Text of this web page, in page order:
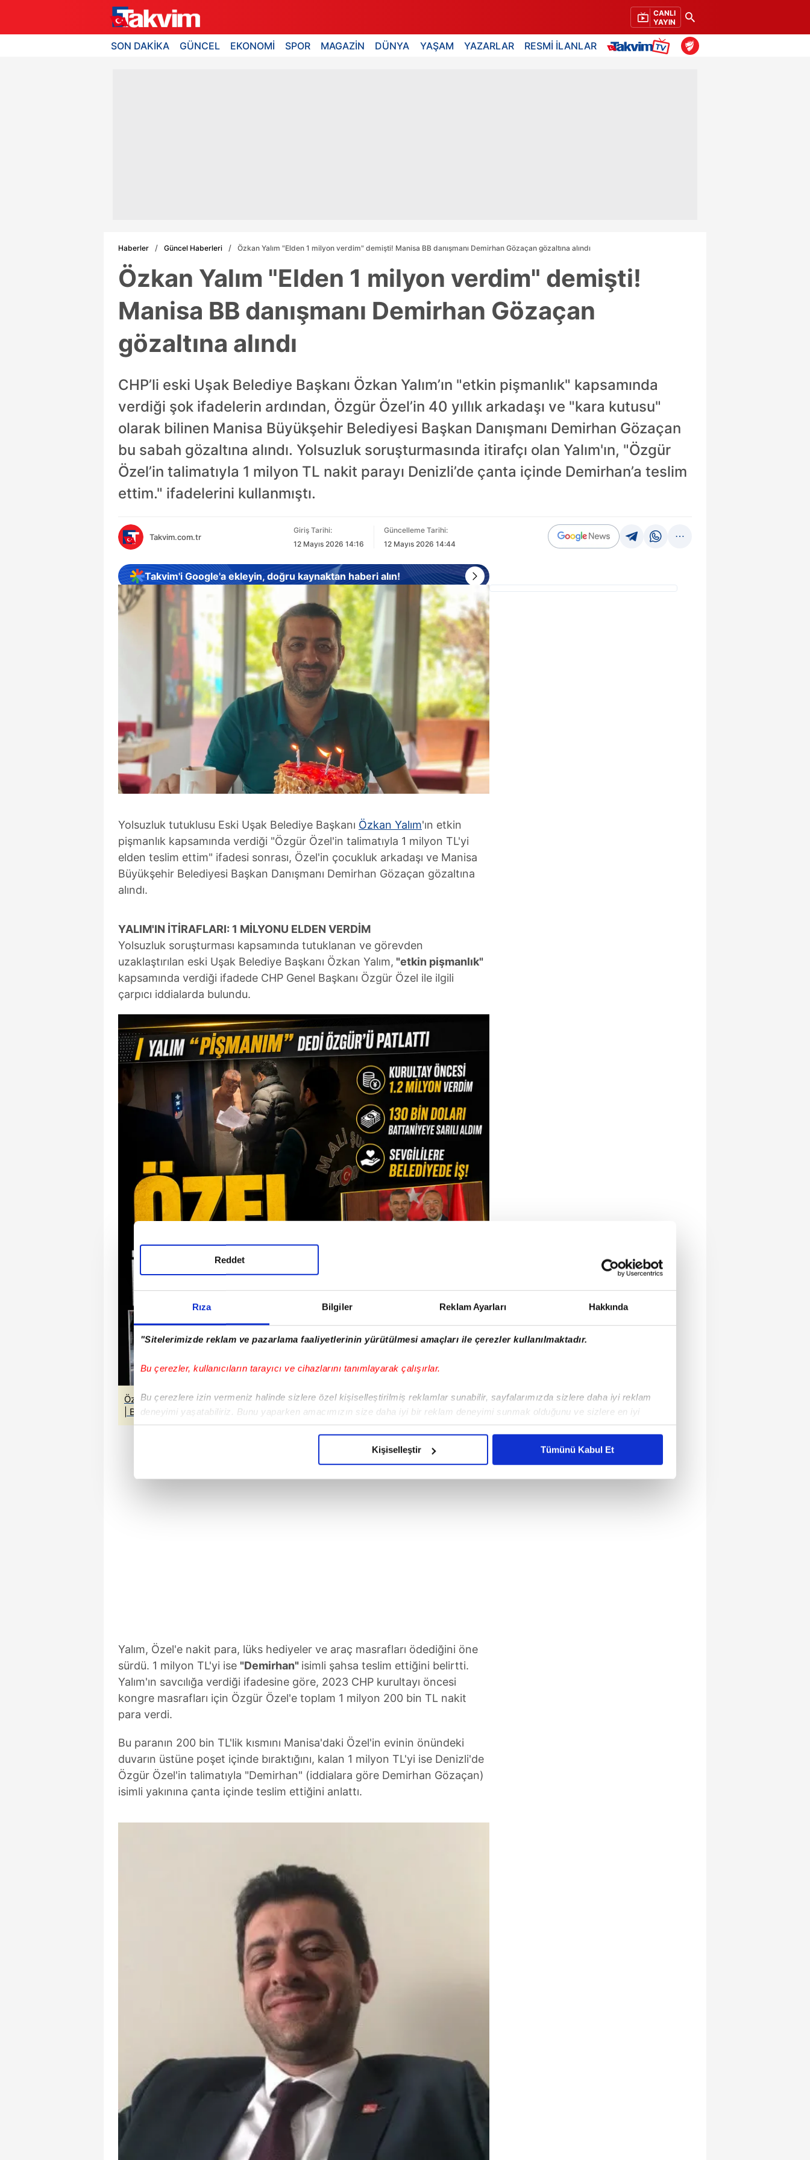
Rıza Bilgiler Reklam Ayarları Hakkında
"Sitelerimizde reklam ve pazarlama faaliyetlerinin yürütülmesi amaçları ile çerezler kullanılmaktadır.
Bu çerezler, kullanıcıların tarayıcı ve cihazlarını tanımlayarak çalışırlar.
Bu çerezlere izin vermeniz halinde sizlere özel kişiselleştirilmiş reklamlar sunabilir, sayfalarımızda sizlere daha iyi reklam
deneyimi yaşatabiliriz. Bunu yaparken amacımızın size daha iyi bir reklam deneyimi sunmak olduğunu ve sizlere en iyi
içerikleri sunabilmek adına elimizden gelen çabayı gösterdiğimizi ve bu noktada, reklamların maliyetlerimizi karşılamak
Reddet
Kişiselleştir Tümünü Kabul Et
CANLI
YAYIN
SON DAKİKA GÜNCEL EKONOMİ SPOR MAGAZİN DÜNYA YAŞAM YAZARLAR RESMİ İLANLAR
Haberler Güncel Haberleri Özkan Yalım "Elden 1 milyon verdim" demişti! Manisa BB danışmanı Demirhan Gözaçan gözaltına alındı
Özkan Yalım "Elden 1 milyon verdim" demişti!
Manisa BB danışmanı Demirhan Gözaçan
gözaltına alındı
CHP’li eski Uşak Belediye Başkanı Özkan Yalım’ın "etkin pişmanlık" kapsamında
verdiği şok ifadelerin ardından, Özgür Özel’in 40 yıllık arkadaşı ve "kara kutusu"
olarak bilinen Manisa Büyükşehir Belediyesi Başkan Danışmanı Demirhan Gözaçan
bu sabah gözaltına alındı. Yolsuzluk soruşturmasında itirafçı olan Yalım'ın, "Özgür
Özel’in talimatıyla 1 milyon TL nakit parayı Denizli’de çanta içinde Demirhan’a teslim
ettim." ifadelerini kullanmıştı.
Takvim.com.tr
Giriş Tarihi:
12 Mayıs 2026 14:16
Güncelleme Tarihi:
12 Mayıs 2026 14:44
Takvim'i Google'a ekleyin, doğru kaynaktan haberi alın!
Yolsuzluk tutuklusu Eski Uşak Belediye Başkanı Özkan Yalım'ın etkin
pişmanlık kapsamında verdiği "Özgür Özel'in talimatıyla 1 milyon TL'yi
elden teslim ettim" ifadesi sonrası, Özel'in çocukluk arkadaşı ve Manisa
Büyükşehir Belediyesi Başkan Danışmanı Demirhan Gözaçan gözaltına
alındı.
YALIM'IN İTİRAFLARI: 1 MİLYONU ELDEN VERDİM
Yolsuzluk soruşturması kapsamında tutuklanan ve görevden
uzaklaştırılan eski Uşak Belediye Başkanı Özkan Yalım, "etkin pişmanlık"
kapsamında verdiği ifadede CHP Genel Başkanı Özgür Özel ile ilgili
çarpıcı iddialarda bulundu.
Özkan Yalım’ın savcılık ifadesi: Özel’e VIP araç dönüşü ve kurultay öncesi 1.2 milyon!
| Belediyeden futbolcu maaşı, aileye makam aracı
Yalım, Özel'e nakit para, lüks hediyeler ve araç masrafları ödediğini öne
sürdü. 1 milyon TL'yi ise "Demirhan" isimli şahsa teslim ettiğini belirtti.
Yalım'ın savcılığa verdiği ifadesine göre, 2023 CHP kurultayı öncesi
kongre masrafları için Özgür Özel'e toplam 1 milyon 200 bin TL nakit
para verdi.
Bu paranın 200 bin TL'lik kısmını Manisa'daki Özel'in evinin önündeki
duvarın üstüne poşet içinde bıraktığını, kalan 1 milyon TL'yi ise Denizli'de
Özgür Özel'in talimatıyla "Demirhan" (iddialara göre Demirhan Gözaçan)
isimli yakınına çanta içinde teslim ettiğini anlattı.